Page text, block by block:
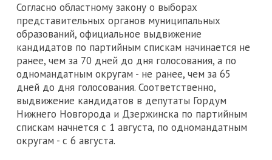
Согласно областному закону о выборах
представительных органов муниципальных
образований, официальное выдвижение
кандидатов по партийным спискам начинается не
ранее, чем за 70 дней до дня голосования, а по
одномандатным округам - не ранее, чем за 65
дней до дня голосования. Соответственно,
выдвижение кандидатов в депутаты Гордум
Нижнего Новгорода и Дзержинска по партийным
спискам начнется с 1 августа, по одномандатным
округам - с 6 августа.